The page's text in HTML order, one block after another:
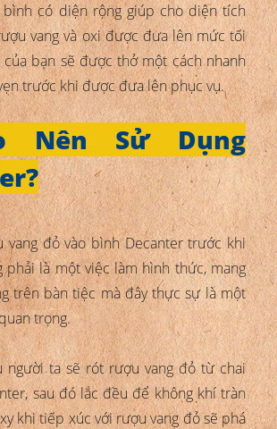
bình có diện rộng giúp cho diện tích
vang và oxi được đưa lên mức tối
của bạn sẽ được thở một cách nhanh
trước khi được đưa lên phục vụ.
Nên Sử Dụng
vang đỏ vào bình Decanter trước khi
phải là một việc làm hình thức, mang
trên bàn tiệc mà đây thực sự là một
trọng.
người ta sẽ rót rượu vang đỏ từ chai
sau đó lắc đều để không khí tràn
khi tiếp xúc với rượu vang đỏ sẽ phá